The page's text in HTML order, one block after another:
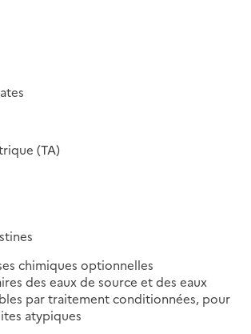
(TA)
chimiques optionnelles
des eaux de source et des eaux
par traitement conditionnées, pour
atypiques